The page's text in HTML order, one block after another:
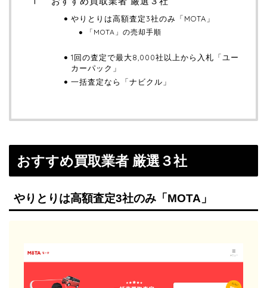
やりとりは高額査定3社のみ「MOTA」
「MOTA」の売却手順
1回の査定で最大8,000社以上から入札「ユー
カーパック」
一括査定なら「ナビクル」
おすすめ買取業者 厳選３社
やりとりは高額査定3社のみ「MOTA」